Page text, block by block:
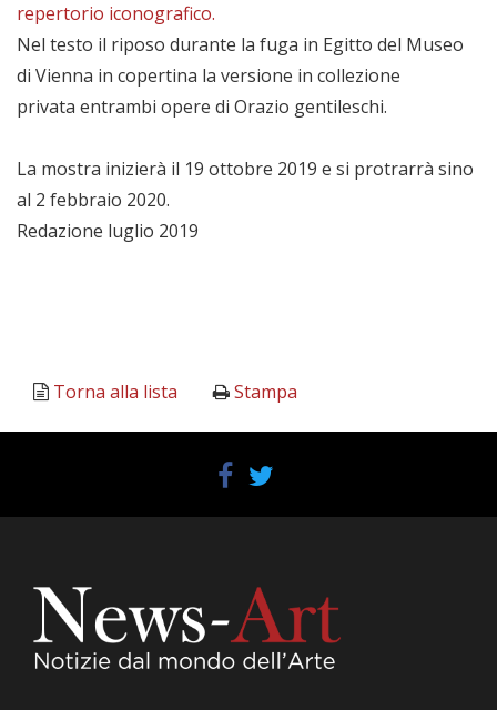
repertorio iconografico.
Nel testo il riposo durante la fuga in Egitto del Museo
di Vienna in copertina la versione in collezione
privata entrambi opere di Orazio gentileschi.
La mostra inizierà il 19 ottobre 2019 e si protrarrà sino
al 2 febbraio 2020.
Redazione luglio 2019
Torna alla lista Stampa